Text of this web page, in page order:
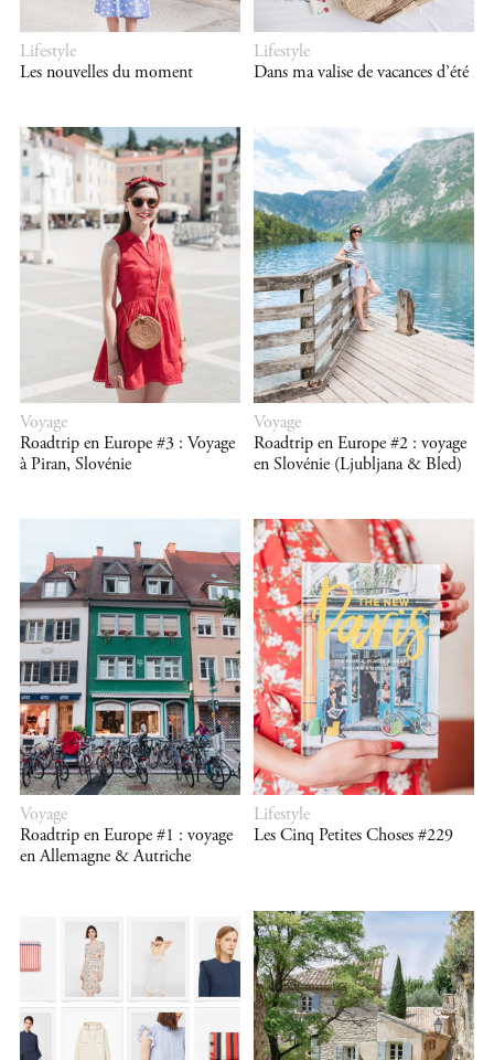
Lifestyle
Les nouvelles du moment
Lifestyle
Dans ma valise de vacances d’été
Voyage
Roadtrip en Europe #3 : Voyage
à Piran, Slovénie
Voyage
Roadtrip en Europe #2 : voyage
en Slovénie (Ljubljana & Bled)
Voyage
Roadtrip en Europe #1 : voyage
en Allemagne & Autriche
Lifestyle
Les Cinq Petites Choses #229